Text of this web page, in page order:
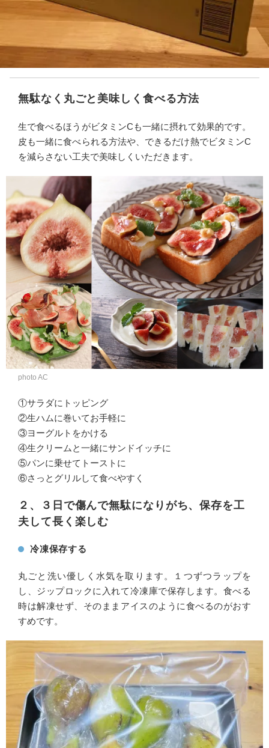
無駄なく丸ごと美味しく食べる方法
生で食べるほうがビタミンCも一緒に摂れて効果的です。
皮も一緒に食べられる方法や、できるだけ熱でビタミンC
を減らさない工夫で美味しくいただきます。
photo AC
①サラダにトッピング
②生ハムに巻いてお手軽に
③ヨーグルトをかける
④生クリームと一緒にサンドイッチに
⑤パンに乗せてトーストに
⑥さっとグリルして食べやすく
２、３日で傷んで無駄になりがち、保存を工
夫して長く楽しむ
冷凍保存する
丸ごと洗い優しく水気を取ります。１つずつラップを
し、ジップロックに入れて冷凍庫で保存します。食べる
時は解凍せず、そのままアイスのように食べるのがおす
すめです。